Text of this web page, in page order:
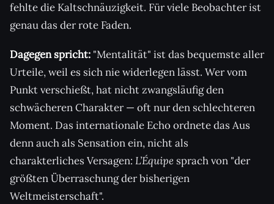
fehlte die Kaltschnäuzigkeit. Für viele Beobachter ist
genau das der rote Faden.
Dagegen spricht: "Mentalität" ist das bequemste aller
Urteile, weil es sich nie widerlegen lässt. Wer vom
Punkt verschießt, hat nicht zwangsläufig den
schwächeren Charakter — oft nur den schlechteren
Moment. Das internationale Echo ordnete das Aus
denn auch als Sensation ein, nicht als
charakterliches Versagen: L’Équipe sprach von "der
größten Überraschung der bisherigen
Weltmeisterschaft".